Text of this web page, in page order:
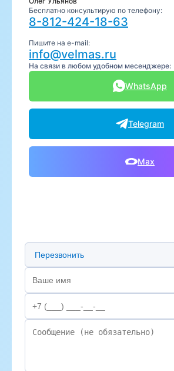
Бесплатно консультирую по телефону:
8-812-424-18-63
Пишите на e-mail:
info@velmas.ru
На связи в любом удобном месенджере:
WhatsApp
Telegram
Max
Предпочтительный способ связи